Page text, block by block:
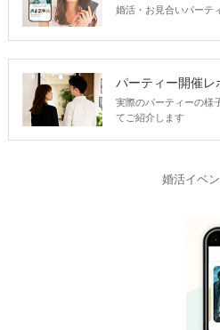
婚活・お見合いパーテ
パーティー開催レ
実際のパーティーの様
てご紹介します
婚活イベ